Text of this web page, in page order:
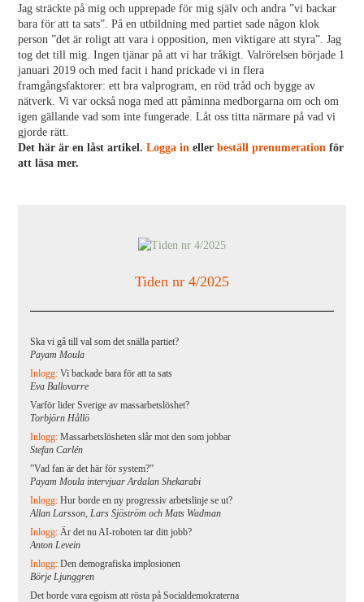
Jag sträckte på mig och upprepade för mig själv och andra ”vi backar
bara för att ta sats”. På en utbildning med partiet sade någon klok
person ”det är roligt att vara i opposition, men viktigare att styra”. Jag
tog det till mig. Ingen tjänar på att vi har tråkigt. Valrörelsen började 1
januari 2019 och med facit i hand prickade vi in flera
framgångsfaktorer: ett bra valprogram, en röd tråd och bygge av
nätverk. Vi var också noga med att påminna medborgarna om och om
igen gällande vad som inte fungerade. Låt oss titta närmare på vad vi
gjorde rätt.
Det här är en låst artikel.Logga in ellerbeställ prenumeration för
att läsa mer.
Tiden nr 4/2025
Ska vi gå till val som det snälla partiet?
Payam Moula
Inlogg:Vi backade bara för att ta sats
Eva Ballovarre
Varför lider Sverige av massarbetslöshet?
Torbjörn Hållö
Inlogg:Massarbetslösheten slår mot den som jobbar
Stefan Carlén
”Vad fan är det här för system?”
Payam Moula intervjuar Ardalan Shekarabi
Inlogg:Hur borde en ny progressiv arbetslinje se ut?
Allan Larsson, Lars Sjöström och Mats Wadman
Inlogg:Är det nu AI-roboten tar ditt jobb?
Anton Levein
Inlogg:Den demografiska implosionen
Börje Ljunggren
Det borde vara egoism att rösta på Socialdemokraterna